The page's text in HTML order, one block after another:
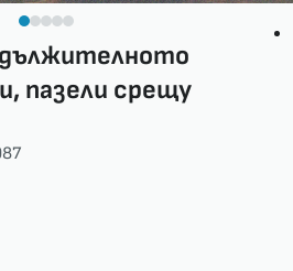
пазели срещу